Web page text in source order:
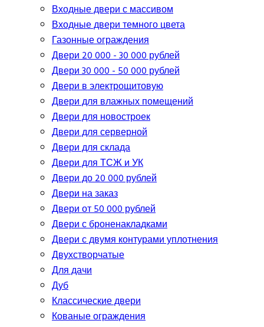
Входные двери с массивом
Входные двери темного цвета
Газонные ограждения
Двери 20 000 - 30 000 рублей
Двери 30 000 - 50 000 рублей
Двери в электрощитовую
Двери для влажных помещений
Двери для новостроек
Двери для серверной
Двери для склада
Двери для ТСЖ и УК
Двери до 20 000 рублей
Двери на заказ
Двери от 50 000 рублей
Двери с броненакладками
Двери с двумя контурами уплотнения
Двухстворчатые
Для дачи
Дуб
Классические двери
Кованые ограждения